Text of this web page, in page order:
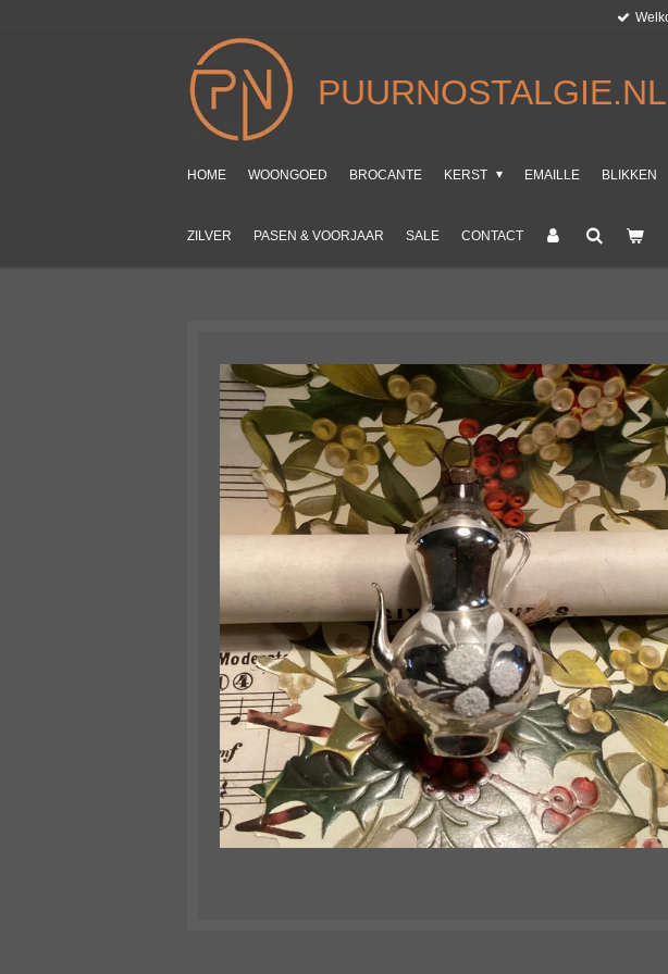
PUURNOSTALGIE.NL
HOME WOONGOED BROCANTE KERST EMAILLE BLIKKEN
ZILVER PASEN & VOORJAAR SALE CONTACT